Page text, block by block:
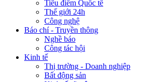
Tiêu điểm Quốc tế
Thế giới 24h
Công nghệ
Báo chí - Truyền thông
Nghề báo
Công tác hội
Kinh tế
Thị trường - Doanh nghiệp
Bất động sản